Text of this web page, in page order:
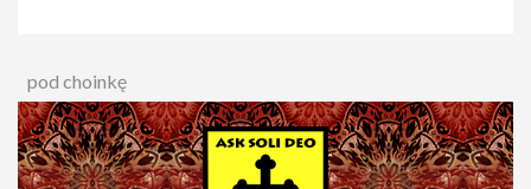
pod choinkę